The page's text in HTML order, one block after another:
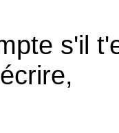
s'il